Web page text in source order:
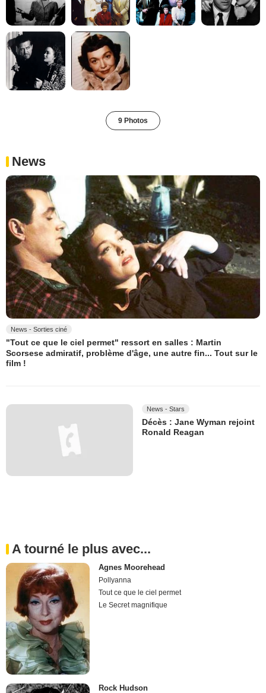
9 Photos
News
News - Sorties ciné
"Tout ce que le ciel permet" ressort en salles : Martin
Scorsese admiratif, problème d'âge, une autre fin... Tout sur le
film !
News - Stars
Décès : Jane Wyman rejoint
Ronald Reagan
A tourné le plus avec...
Agnes Moorehead
Pollyanna
Tout ce que le ciel permet
Le Secret magnifique
Rock Hudson